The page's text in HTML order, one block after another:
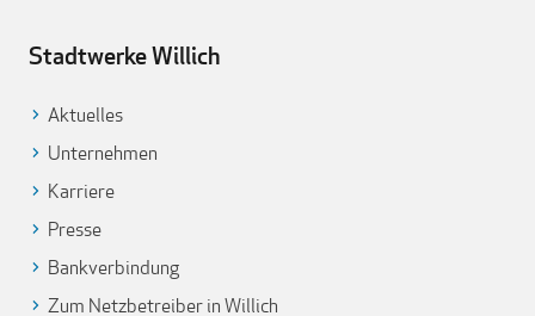
Stadtwerke Willich
Aktuelles
Unternehmen
Karriere
Presse
Bankverbindung
Zum Netzbetreiber in Willich